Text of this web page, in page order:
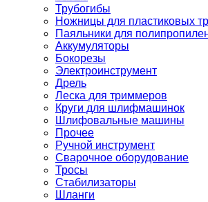
Трубогибы
Ножницы для пластиковых
Паяльники для
Аккумуляторы
Бокорезы
Электроинструмент
Дрель
Леска для триммеров
Круги для шлифмашинок
Шлифовальные машины
Прочее
Ручной инструмент
Сварочное оборудование
Тросы
Стабилизаторы
Шланги